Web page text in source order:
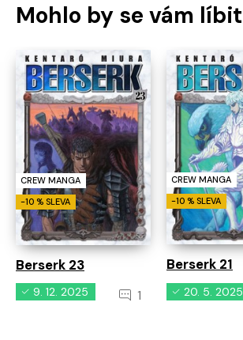
Mohlo by se vám líbit
CREW MANGA
-10 % SLEVA
Berserk 23
9. 12. 2025 1
CREW MANGA
-10 % SLEVA
Berserk 21
20. 5. 2025